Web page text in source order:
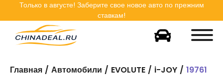
Только в августе! Заберите свое новое авто по прежним
ставкам!
Главная Автомобили EVOLUTE i-JOY 19761